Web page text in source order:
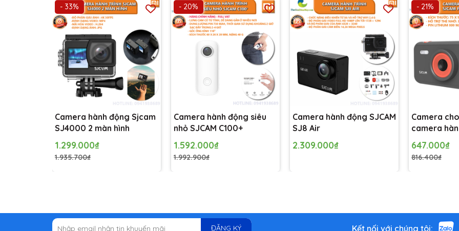
Camera thể thao SJCAM SJ7 STAR 2 inch
có Sensor ảnh Sony IMX117 12 Megapixel cảm biến này sẽ làm cho hình ảnh chân thật,
nhất làm hài lòng cả những khách hàng khó tính nhất.
- 33%
Camera hành động Sjcam
SJ4000 2 màn hình
1.299.000₫
1.935.700₫
- 20%
Camera hành động siêu
nhỏ SJCAM C100+
1.592.000₫
1.992.900₫
Camera hành động SJCAM
SJ8 Air
2.309.000₫
- 21%
Camera
camera
FUNCAM
647.000₫
816.400₫
ĐĂNG KÝ Kết nối với chúng tôi: